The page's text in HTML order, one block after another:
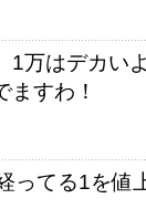
1万はデカい
ますわ！
ってる1を値